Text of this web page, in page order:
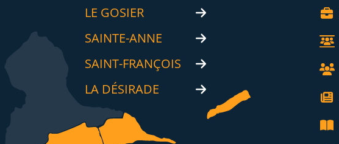
LE GOSIER
SAINTE-ANNE
SAINT-FRANÇOIS
LA DÉSIRADE